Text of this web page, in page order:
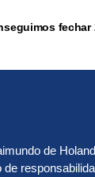
fechar
de